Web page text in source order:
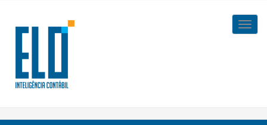
content